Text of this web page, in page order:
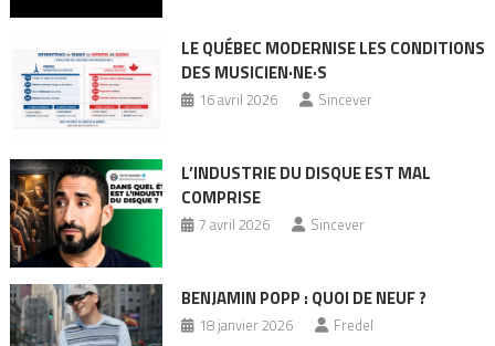
LE QUÉBEC MODERNISE LES CONDITIONS
DES MUSICIEN·NE·S
16 avril 2026 Sincever
L’INDUSTRIE DU DISQUE EST MAL
COMPRISE
7 avril 2026 Sincever
BENJAMIN POPP : QUOI DE NEUF ?
18 janvier 2026 Fredel